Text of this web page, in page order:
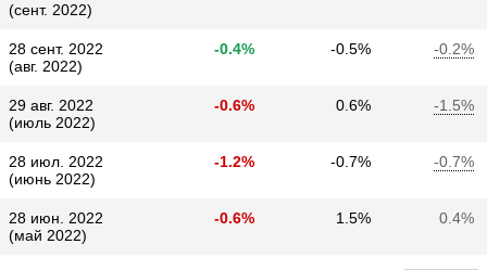
(сент. 2022)
28 сент. 2022
(авг. 2022)
-0.4% -0.5% -0.2%
29 авг. 2022
(июль 2022)
-0.6% 0.6% -1.5%
28 июл. 2022
(июнь 2022)
-1.2% -0.7% -0.7%
28 июн. 2022
(май 2022)
-0.6% 1.5% 0.4%